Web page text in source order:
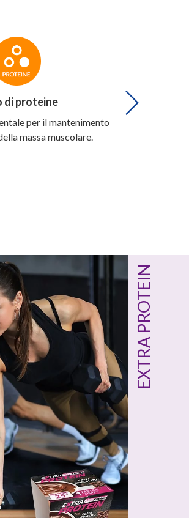
di proteine
per il mantenimento
massa muscolare.
EXTRA PROTEIN